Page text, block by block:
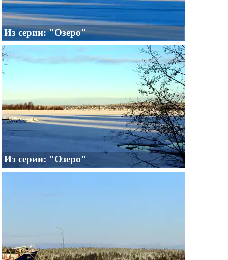
Из серии: "Озеро"
Из серии: "Озеро"